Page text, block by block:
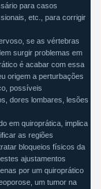
para casos
etc., para corrigir
se as vértebras
surgir problemas em
é acabar com essa
origem a perturbações
possíveis
dores lombares, lesões
em quiroprática, implica
as regiões
bloqueios físicos da
ajustamentos
por um quiroprático
um tumor na